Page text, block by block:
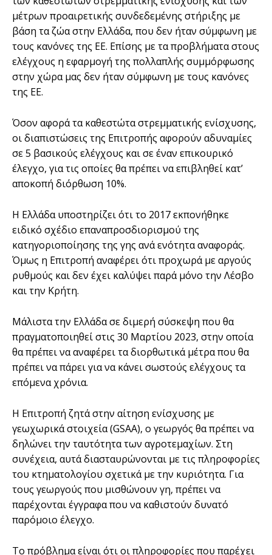
μέτρων προαιρετικής συνδεδεμένης στήριξης με
βάση τα ζώα στην Ελλάδα, που δεν ήταν σύμφωνη με
τους κανόνες της ΕΕ. Επίσης με τα προβλήματα στους
ελέγχους η εφαρμογή της πολλαπλής συμμόρφωσης
στην χώρα μας δεν ήταν σύμφωνη με τους κανόνες
της ΕΕ.
Όσον αφορά τα καθεστώτα στρεμματικής ενίσχυσης,
οι διαπιστώσεις της Επιτροπής αφορούν αδυναμίες
σε 5 βασικούς ελέγχους και σε έναν επικουρικό
έλεγχο, για τις οποίες θα πρέπει να επιβληθεί κατ’
αποκοπή διόρθωση 10%.
Η Ελλάδα υποστηρίζει ότι το 2017 εκπονήθηκε
ειδικό σχέδιο επαναπροσδιορισμού της
κατηγοριοποίησης της γης ανά ενότητα αναφοράς.
Όμως η Επιτροπή αναφέρει ότι προχωρά με αργούς
ρυθμούς και δεν έχει καλύψει παρά μόνο την Λέσβο
και την Κρήτη.
Μάλιστα την Ελλάδα σε διμερή σύσκεψη που θα
πραγματοποιηθεί στις 30 Μαρτίου 2023, στην οποία
θα πρέπει να αναφέρει τα διορθωτικά μέτρα που θα
πρέπει να πάρει για να κάνει σωστούς ελέγχους τα
επόμενα χρόνια.
Η Επιτροπή ζητά στην αίτηση ενίσχυσης με
γεωχωρικά στοιχεία (GSAA), ο γεωργός θα πρέπει να
δηλώνει την ταυτότητα των αγροτεμαχίων. Στη
συνέχεια, αυτά διασταυρώνονται με τις πληροφορίες
του κτηματολογίου σχετικά με την κυριότητα. Για
τους γεωργούς που μισθώνουν γη, πρέπει να
παρέχονται έγγραφα που να καθιστούν δυνατό
παρόμοιο έλεγχο.
Το πρόβλημα είναι ότι οι πληροφορίες που παρέχει